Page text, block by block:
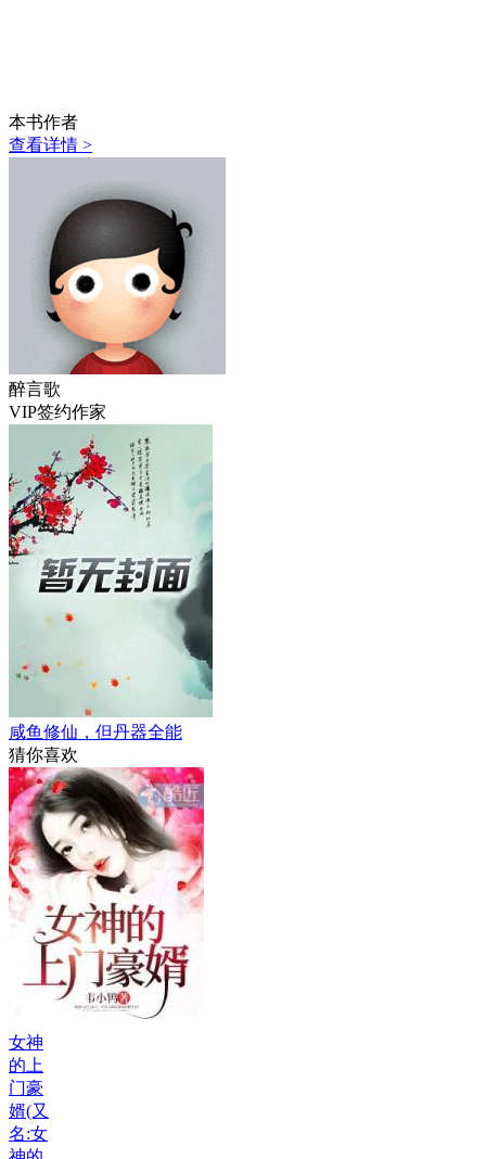
本书作者
查看详情 >
醉言歌
VIP签约作家
咸鱼修仙，但丹器全能
猜你喜欢
女神
的上
门豪
婿(又
名:女